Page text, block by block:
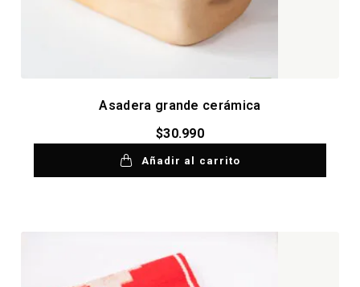
Asadera grande cerámica
$30.990
Añadir al carrito